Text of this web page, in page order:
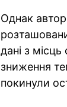
Однак
дані з місць
зниження
покинули